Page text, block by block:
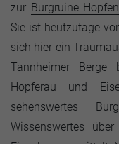
zur Burgruine Hopfen
Sie ist heutzutage
sich hier ein
Tannheimer
Hopferau und
sehenswertes
Wissenswertes